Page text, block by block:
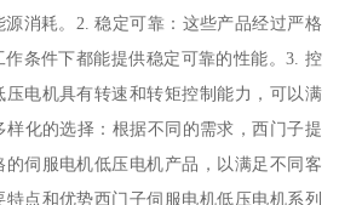
消耗。2. 稳定可靠：这些产品经过严格
条件下都能提供稳定可靠的性能。3. 控
电机具有转速和转矩控制能力，可以满
样化的选择：根据不同的需求，西门子提
伺服电机低压电机产品，以满足不同客
点和优势西门子伺服电机低压电机系列